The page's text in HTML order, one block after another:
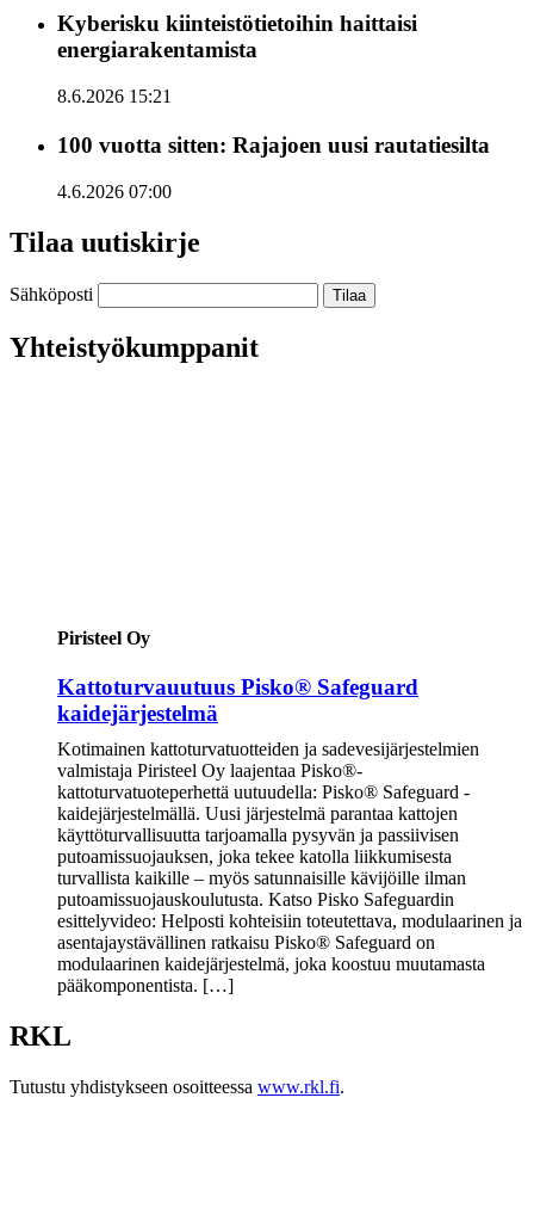
Kyberisku kiinteistötietoihin haittaisi
energiarakentamista
8.6.2026 15:21
100 vuotta sitten: Rajajoen uusi rautatiesilta
4.6.2026 07:00
Tilaa uutiskirje
Sähköposti
Yhteistyökumppanit
Piristeel Oy
Kattoturvauutuus Pisko® Safeguard
kaidejärjestelmä
Kotimainen kattoturvatuotteiden ja sadevesijärjestelmien
valmistaja Piristeel Oy laajentaa Pisko®-
kattoturvatuoteperhettä uutuudella: Pisko® Safeguard -
kaidejärjestelmällä. Uusi järjestelmä parantaa kattojen
käyttöturvallisuutta tarjoamalla pysyvän ja passiivisen
putoamissuojauksen, joka tekee katolla liikkumisesta
turvallista kaikille – myös satunnaisille kävijöille ilman
putoamissuojauskoulutusta. Katso Pisko Safeguardin
esittelyvideo: Helposti kohteisiin toteutettava, modulaarinen ja
asentajaystävällinen ratkaisu Pisko® Safeguard on
modulaarinen kaidejärjestelmä, joka koostuu muutamasta
pääkomponentista. […]
RKL
Tutustu yhdistykseen osoitteessa www.rkl.fi.